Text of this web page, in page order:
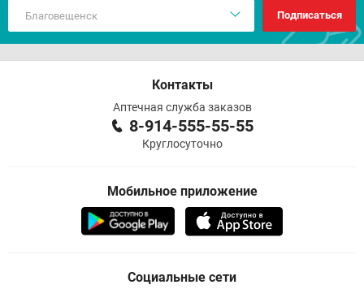
Подписаться
Контакты
Аптечная служба заказов
8-914-555-55-55
Круглосуточно
Мобильное приложение
Социальные сети